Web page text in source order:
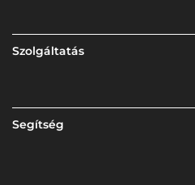
Szolgáltatás
Segítség